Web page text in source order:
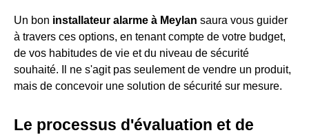
Un bon installateur alarme à Meylan saura vous guider
à travers ces options, en tenant compte de votre budget,
de vos habitudes de vie et du niveau de sécurité
souhaité. Il ne s'agit pas seulement de vendre un produit,
mais de concevoir une solution de sécurité sur mesure.
Le processus d'évaluation et de